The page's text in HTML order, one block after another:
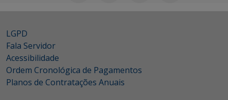
LGPD
Fala Servidor
Acessibilidade
Ordem Cronológica de Pagamentos
Planos de Contratações Anuais